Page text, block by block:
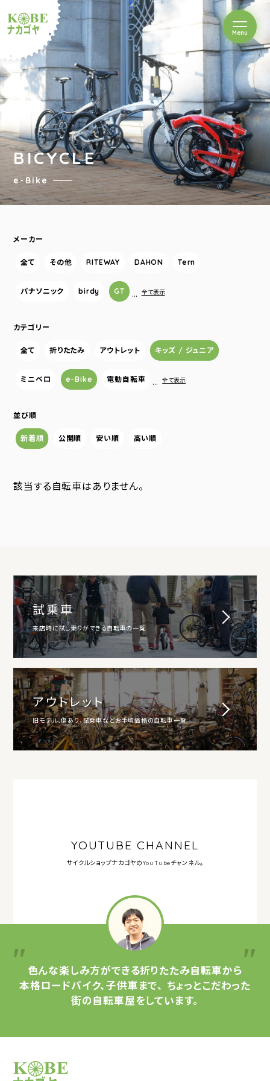
ルショップナカゴヤ
Menuを開閉
BICYCLE
e-Bike
メーカー
全て その他 RITEWAY DAHON Tern
パナソニック birdy GT … 全て表示
カテゴリー
全て 折りたたみ アウトレット キッズ / ジュニア
ミニベロ e-Bike 電動自転車 … 全て表示
並び順
新着順 公開順 安い順 高い順
該当する自転車はありません。
試乗車
来店時に試し乗りができる自転車の一覧
アウトレット
旧モデル、傷あり、試乗車などお手頃価格の自転車一覧
YOUTUBE CHANNEL
サイクルショップナカゴヤのYouTubeチャンネル。
色んな楽しみ方ができる折りたたみ自転車から
本格ロードバイク、子供車まで、 ちょっとこだわった
街の自転車屋をしています。
サイクルショップナカゴヤ